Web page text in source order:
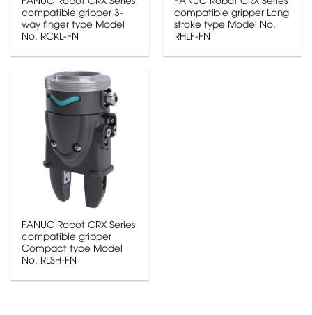
compatible gripper 3-
way finger type Model
No. RCKL-FN
compatible gripper Long
stroke type Model No.
RHLF-FN
FANUC Robot CRX Series
compatible gripper
Compact type Model
No. RLSH-FN